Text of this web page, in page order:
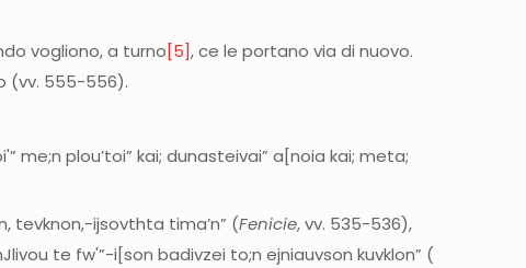
vogliono, a turno[5], ce le portano via di nuovo.
(vv. 555-556).
me;n plou’toi” kai; dunasteivai” a[noia kai; meta;
tevknon,-ijsovthta tima’n” (Fenicie, vv. 535-536),
te fw'”-i[son badivzei to;n ejniauvson kuvklon” (